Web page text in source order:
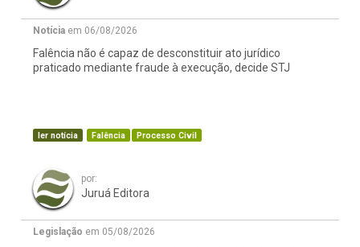
Notícia em 06/08/2026
Falência não é capaz de desconstituir ato jurídico
praticado mediante fraude à execução, decide STJ
ler notícia Falência Processo Civil
por:
Juruá Editora
Legislação em 05/08/2026